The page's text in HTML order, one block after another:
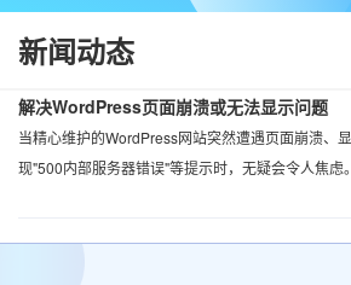
新闻动态
解决WordPress页面崩溃或无法显示问题
当精心维护的WordPress网站突然遭遇页面崩溃、
现"500内部服务器错误"等提示时，无疑会令人焦虑
容，还是您自己无法进入后台管理，这种故障都会